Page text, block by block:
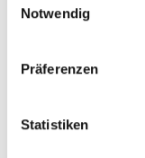
Notwendig
Präferenzen
Statistiken